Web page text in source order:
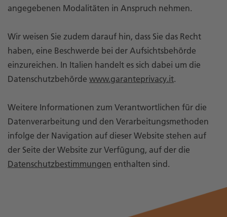
angegebenen Modalitäten in Anspruch nehmen.
Wir weisen Sie zudem darauf hin, dass Sie das Recht
haben, eine Beschwerde bei der Aufsichtsbehörde
einzureichen. In Italien handelt es sich dabei um die
Datenschutzbehörde www.garanteprivacy.it.
Weitere Informationen zum Verantwortlichen für die
Datenverarbeitung und den Verarbeitungsmethoden
infolge der Navigation auf dieser Website stehen auf
der Seite der Website zur Verfügung, auf der die
Datenschutzbestimmungen enthalten sind.